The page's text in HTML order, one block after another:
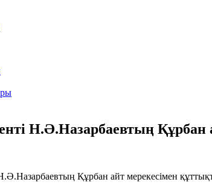
Н.Ә.Назарбаевтың Құрбан
Құрбан айт мерекесімен